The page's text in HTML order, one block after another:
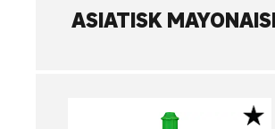
ASIATISK